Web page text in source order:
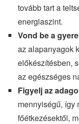
tovább tart a
energiaszint.
Vond be a
az alapanyagok
előkészítésben,
az egészséges
Figyelj az
mennyiségű, így
főétkezésektől,